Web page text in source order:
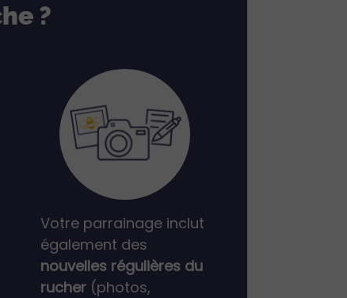
?
Votre parrainage inclut
également des
nouvelles régulières du
rucher (photos,